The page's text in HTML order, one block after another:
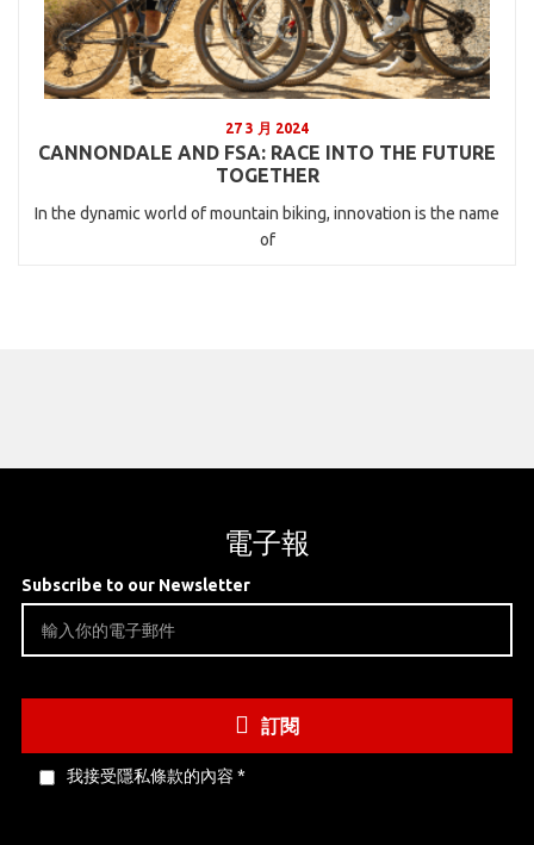
27 3 月 2024
CANNONDALE AND FSA: RACE INTO THE FUTURE
TOGETHER
In the dynamic world of mountain biking, innovation is the name
of
電子報
Subscribe to our Newsletter
訂閱
我接受隱私條款的內容 *